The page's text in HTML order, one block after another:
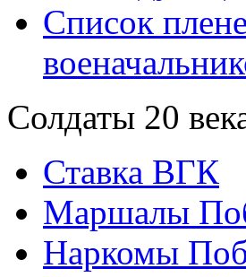
Список
Солдаты 20
Ставка ВГК
Маршалы
Наркомы